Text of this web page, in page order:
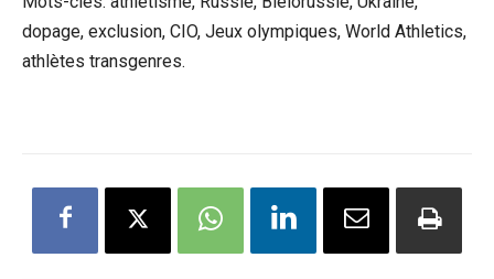
dopage, exclusion, CIO, Jeux olympiques, World Athletics,
athlètes transgenres.